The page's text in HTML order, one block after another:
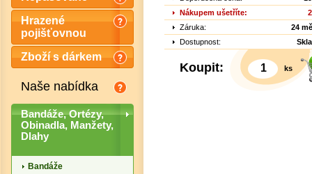
Hrazené
pojišťovnou
Zboží s dárkem
Naše nabídka
Bandáže, Ortézy,
Obinadla, Manžety,
Dlahy
Bandáže
Nákupem ušetříte:
Záruka:
24
Dostupnost:
Koupit: ks